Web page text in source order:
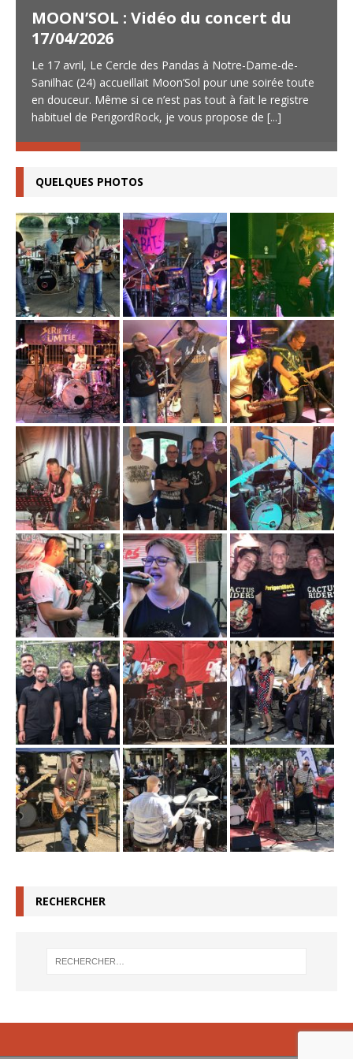
MOON’SOL : Vidéo du concert du
17/04/2026
Le 17 avril, Le Cercle des Pandas à Notre-Dame-de-
Sanilhac (24) accueillait Moon’Sol pour une soirée toute
en douceur. Même si ce n’est pas tout à fait le registre
habituel de PerigordRock, je vous propose de [...]
QUELQUES PHOTOS
RECHERCHER